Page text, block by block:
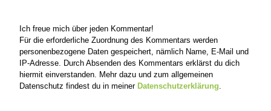
Ich freue mich über jeden Kommentar!
Für die erforderliche Zuordnung des Kommentars werden
personenbezogene Daten gespeichert, nämlich Name, E-Mail und
IP-Adresse. Durch Absenden des Kommentars erklärst du dich
hiermit einverstanden. Mehr dazu und zum allgemeinen
Datenschutz findest du in meiner Datenschutzerklärung